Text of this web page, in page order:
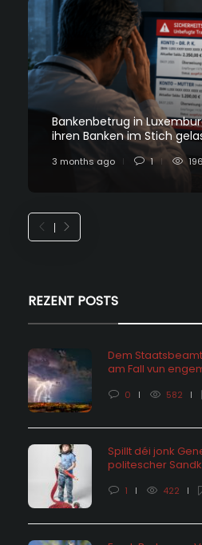
Bankenbetrug in
ihren Banken im Stich
3 months ago 1
REZENT POSTS
Dem
am Fall vun
0 582
Spillt déi jonk
politescher
1 422